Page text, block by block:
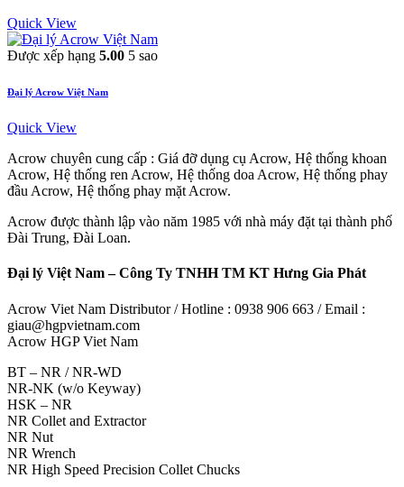
Quick View
Được xếp hạng 5.00 5 sao
Đại lý Acrow Việt Nam
Quick View
Acrow chuyên cung cấp : Giá đỡ dụng cụ Acrow, Hệ thống khoan
Acrow, Hệ thống ren Acrow, Hệ thống doa Acrow, Hệ thống phay
đầu Acrow, Hệ thống phay mặt Acrow.
Acrow được thành lập vào năm 1985 với nhà máy đặt tại thành phố
Đài Trung, Đài Loan.
Đại lý Việt Nam – Công Ty TNHH TM KT Hưng Gia Phát
Acrow Viet Nam Distributor / Hotline : 0938 906 663 / Email :
giau@hgpvietnam.com
Acrow HGP Viet Nam
BT – NR / NR-WD
NR-NK (w/o Keyway)
HSK – NR
NR Collet and Extractor
NR Nut
NR Wrench
NR High Speed Precision Collet Chucks